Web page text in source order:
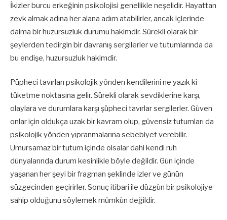
İkizler burcu erkeğinin psikolojisi genellikle neşelidir. Hayattan
zevk almak adına her alana adım atabilirler, ancak içlerinde
daima bir huzursuzluk durumu hakimdir. Sürekli olarak bir
şeylerden tedirgin bir davranış sergilerler ve tutumlarında da
bu endişe, huzursuzluk hakimdir.
Püpheci tavırları psikolojik yönden kendilerini ne yazık ki
tüketme noktasına gelir. Sürekli olarak sevdiklerine karşı,
olaylara ve durumlara karşı şüpheci tavırlar sergilerler. Güven
onlar için oldukça uzak bir kavram olup, güvensiz tutumları da
psikolojik yönden yıpranmalarına sebebiyet verebilir.
Umursamaz bir tutum içinde olsalar dahi kendi ruh
dünyalarında durum kesinlikle böyle değildir. Gün içinde
yaşanan her şeyi bir fragman şeklinde izler ve günün
süzgecinden geçirirler. Sonuç itibari ile düzgün bir psikolojiye
sahip olduğunu söylemek mümkün değildir.